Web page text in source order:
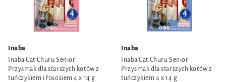
Inaba
Inaba Cat Churu Senior
Przysmak dla starszych kotów z
tuńczykiem i łososiem 4 x 14 g
Inaba
Inaba Cat Churu Senior
Przysmak dla starszych kotów z
tuńczykiem 4 x 14 g